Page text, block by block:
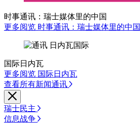
时事通讯：瑞士媒体里的中国
更多阅览 时事通讯：瑞士媒体里的中国
国际日内瓦
更多阅览 国际日内瓦
查看所有新闻通讯
瑞士民主
信息战争